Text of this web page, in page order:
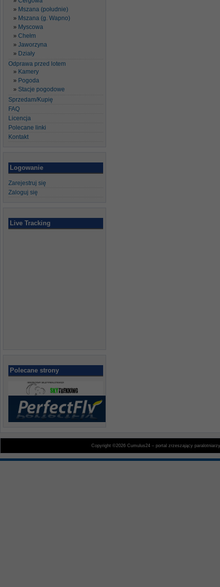
Mszana (południe)
Mszana (g. Wapno)
Myscowa
Chełm
Jaworzyna
Działy
Odprawa przed lotem
Kamery
Pogoda
Stacje pogodowe
Sprzedam/Kupię
FAQ
Licencja
Polecane linki
Kontakt
Logowanie
Zarejestruj się
Zaloguj się
Live Tracking
Polecane strony
Copyright ©2026 Cumulus24 – portal zrzeszający